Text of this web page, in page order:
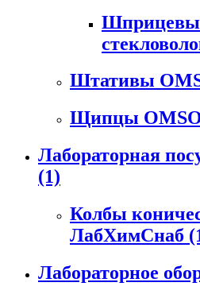
Штативы
Щипцы
Лабораторная
(1)
Колбы
ЛабХимСнаб
Лабораторное